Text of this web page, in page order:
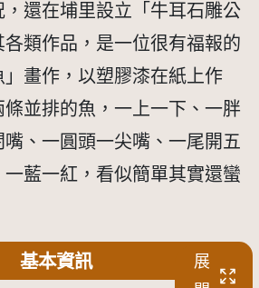
還在埔里設立「牛耳石雕公
各類作品，是一位很有福報的
畫作，以塑膠漆在紙上作
並排的魚，一上一下、一胖
、一圓頭一尖嘴、一尾開五
藍一紅，看似簡單其實還蠻
基本資訊
展